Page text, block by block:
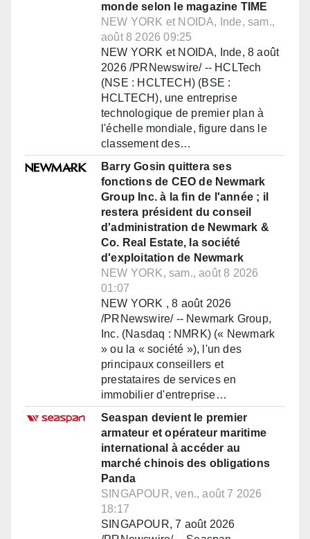
monde selon le magazine TIME
NEW YORK et NOIDA, Inde, sam.,
août 8 2026 09:25
NEW YORK et NOIDA, Inde, 8 août
2026 /PRNewswire/ -- HCLTech
(NSE : HCLTECH) (BSE :
HCLTECH), une entreprise
technologique de premier plan à
l'échelle mondiale, figure dans le
classement des…
Barry Gosin quittera ses
fonctions de CEO de Newmark
Group Inc. à la fin de l'année ; il
restera président du conseil
d'administration de Newmark &
Co. Real Estate, la société
d'exploitation de Newmark
NEW YORK, sam., août 8 2026
01:07
NEW YORK , 8 août 2026
/PRNewswire/ -- Newmark Group,
Inc. (Nasdaq : NMRK) (« Newmark
» ou la « société »), l'un des
principaux conseillers et
prestataires de services en
immobilier d'entreprise…
Seaspan devient le premier
armateur et opérateur maritime
international à accéder au
marché chinois des obligations
Panda
SINGAPOUR, ven., août 7 2026
18:17
SINGAPOUR, 7 août 2026